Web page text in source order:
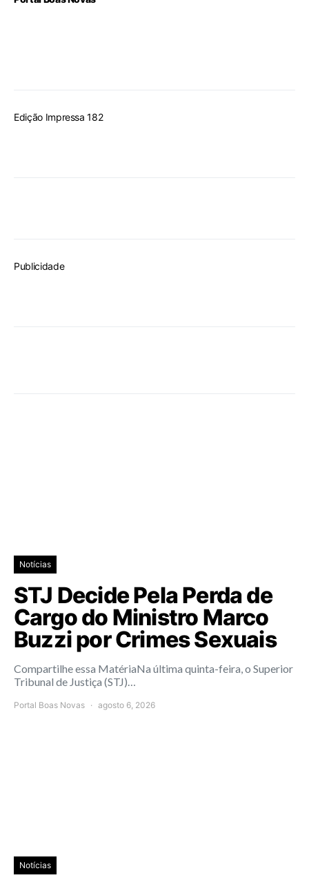
Edição Impressa 182
Publicidade
Notícias
STJ Decide Pela Perda de
Cargo do Ministro Marco
Buzzi por Crimes Sexuais
Compartilhe essa MatériaNa última quinta-feira, o Superior
Tribunal de Justiça (STJ)…
Portal Boas Novas agosto 6, 2026
Notícias